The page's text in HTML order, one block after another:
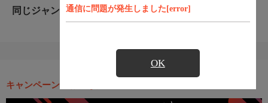
通信に問題が発生しました[error]
OK
同じジャンルのおすすめ番組
キャンペーン・お得な情報